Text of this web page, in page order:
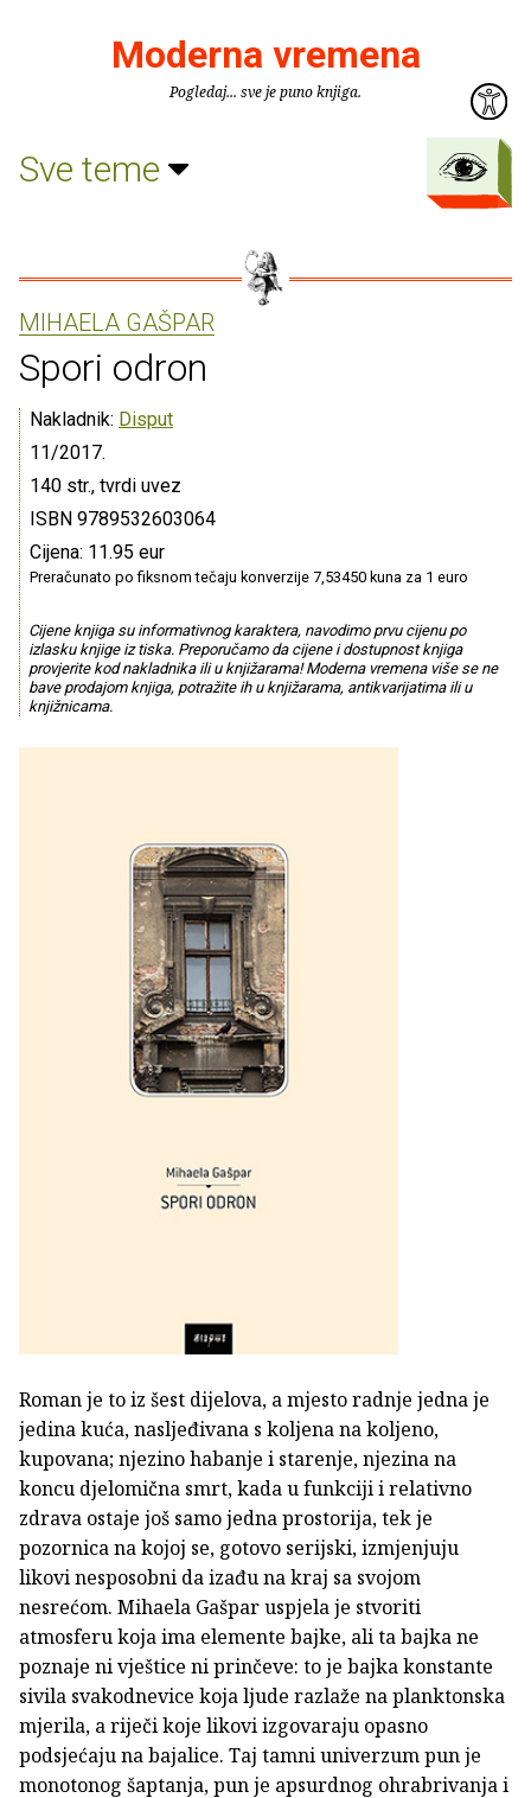
Moderna vremena
Pogledaj... sve je puno knjiga.
Sve teme
MIHAELA GAŠPAR
Spori odron
Nakladnik: Disput
11/2017.
140 str., tvrdi uvez
ISBN 9789532603064
Cijena: 11.95 eur
Preračunato po fiksnom tečaju konverzije 7,53450 kuna za 1 euro
Cijene knjiga su informativnog karaktera, navodimo prvu cijenu po
izlasku knjige iz tiska. Preporučamo da cijene i dostupnost knjiga
provjerite kod nakladnika ili u knjižarama! Moderna vremena više se ne
bave prodajom knjiga, potražite ih u knjižarama, antikvarijatima ili u
knjižnicama.
Roman je to iz šest dijelova, a mjesto radnje jedna je
jedina kuća, nasljeđivana s koljena na koljeno,
kupovana; njezino habanje i starenje, njezina na
koncu djelomična smrt, kada u funkciji i relativno
zdrava ostaje još samo jedna prostorija, tek je
pozornica na kojoj se, gotovo serijski, izmjenjuju
likovi nesposobni da izađu na kraj sa svojom
nesrećom. Mihaela Gašpar uspjela je stvoriti
atmosferu koja ima elemente bajke, ali ta bajka ne
poznaje ni vještice ni prinčeve: to je bajka konstante
sivila svakodnevice koja ljude razlaže na planktonska
mjerila, a riječi koje likovi izgovaraju opasno
podsjećaju na bajalice. Taj tamni univerzum pun je
monotonog šaptanja, pun je apsurdnog ohrabrivanja i